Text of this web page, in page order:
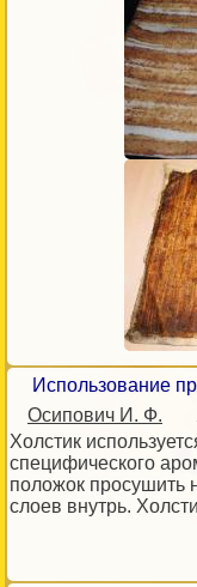
Использование
Осипович И. Ф.
Холстик
специфического
положок просушить
слоев внутрь.